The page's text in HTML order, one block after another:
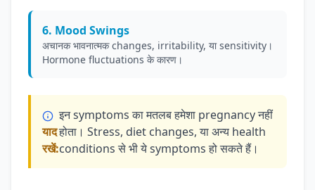
6. Mood Swings
अचानक भावनात्मक changes, irritability, या sensitivity।
Hormone fluctuations के कारण।
याद
रखें:
इन symptoms का मतलब हमेशा pregnancy नहीं
होता। Stress, diet changes, या अन्य health
conditions से भी ये symptoms हो सकते हैं।